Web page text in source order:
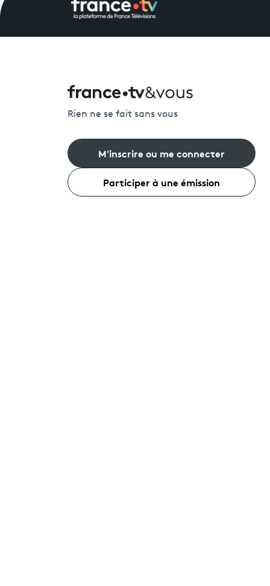
Rien ne se fait sans vous
M'inscrire ou me connecter
Participer à une émission